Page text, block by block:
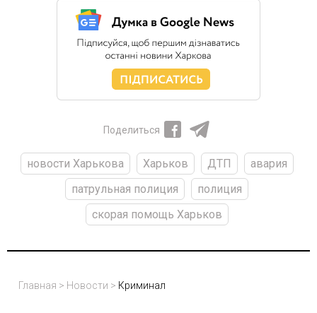
Поделиться
новости Харькова Харьков ДТП
авария
патрульная полиция
полиция
скорая помощь Харьков
Главная > Новости > Криминал